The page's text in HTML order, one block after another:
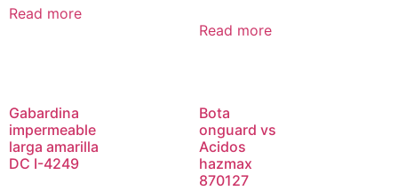
Read more
Read more
Gabardina
impermeable
larga amarilla
DC I-4249
Bota
onguard vs
Acidos
hazmax
870127